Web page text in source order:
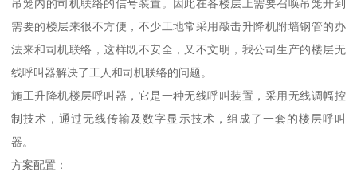
吊笼内的司机联络的信号装置。因此在各楼层上需要召唤吊笼开到
需要的楼层来很不方便，不少工地常采用敲击升降机附墙钢管的办
法来和司机联络，这样既不安全，又不文明，我公司生产的楼层无
线呼叫器解决了工人和司机联络的问题。
施工升降机楼层呼叫器，它是一种无线呼叫装置，采用无线调幅控
制技术，通过无线传输及数字显示技术，组成了一套的楼层呼叫
器。
方案配置：